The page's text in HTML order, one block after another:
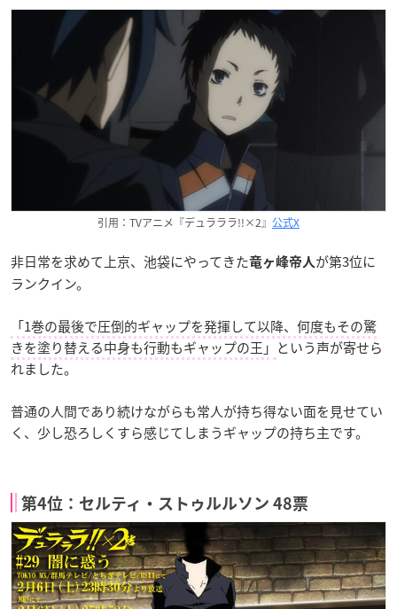
引用：TVアニメ『デュラララ!!×2』 公式X
非日常を求めて上京、池袋にやってきた竜ヶ峰帝人 が第3位に
ランクイン。
「1巻の最後で圧倒的ギャップを発揮して以降、何度もその驚
きを塗り替える中身も行動もギャップの王」 という声が寄せら
れました。
普通の人間であり続けながらも常人が持ち得ない面を見せてい
く、少し恐ろしくすら感じてしまうギャップの持ち主です。
第4位：セルティ・ストゥルルソン 48票